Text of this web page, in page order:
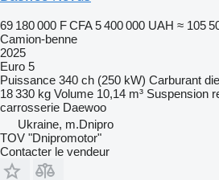
69 180 000 F CFA 5 400 000 UAH ≈ 105
Camion-benne
2025
Euro 5
Puissance 340 ch (250 kW) Carburant
18 330 kg Volume 10,14 m³ Suspension
carrosserie Daewoo
Ukraine, m.Dnipro
TOV "Dnipromotor"
Contacter le vendeur